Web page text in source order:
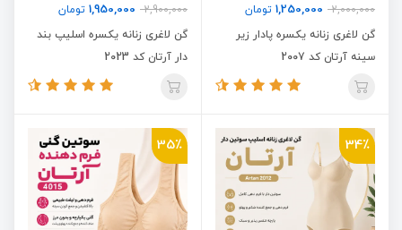
2,000,000
1,250,000 تومان
گن لاغری زنانه یکسره پادار زیر
سینه آرتان کد 2007
2,900,000
1,950,000 تومان
گن لاغری زنانه یکسره اسلیپ بند
دار آرتان کد 2023
34٪ 35٪